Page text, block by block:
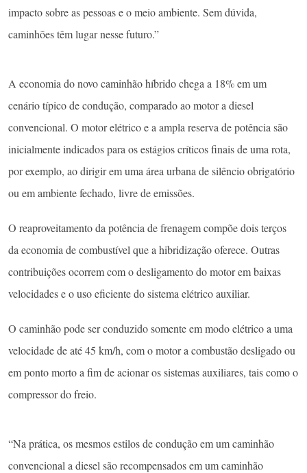
impacto sobre as pessoas e o meio ambiente. Sem dúvida,
caminhões têm lugar nesse futuro.”
A economia do novo caminhão híbrido chega a 18% em um
cenário típico de condução, comparado ao motor a diesel
convencional. O motor elétrico e a ampla reserva de potência são
inicialmente indicados para os estágios críticos finais de uma rota,
por exemplo, ao dirigir em uma área urbana de silêncio obrigatório
ou em ambiente fechado, livre de emissões.
O reaproveitamento da potência de frenagem compõe dois terços
da economia de combustível que a hibridização oferece. Outras
contribuições ocorrem com o desligamento do motor em baixas
velocidades e o uso eficiente do sistema elétrico auxiliar.
O caminhão pode ser conduzido somente em modo elétrico a uma
velocidade de até 45 km/h, com o motor a combustão desligado ou
em ponto morto a fim de acionar os sistemas auxiliares, tais como o
compressor do freio.
“Na prática, os mesmos estilos de condução em um caminhão
convencional a diesel são recompensados em um caminhão